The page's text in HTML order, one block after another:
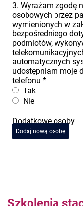
3. Wyrażam zgodę
osobowych przez
wymienionych w
bezpośredniego
podmiotów,
automatycznych
udostępniam moje
telefonu *
Tak
Nie
Dodatkowe osoby
Dodaj nową osobę
Szkolenia